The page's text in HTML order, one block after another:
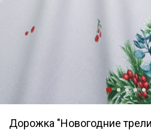
Дорожка "Новогодние